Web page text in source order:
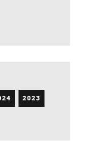
2023